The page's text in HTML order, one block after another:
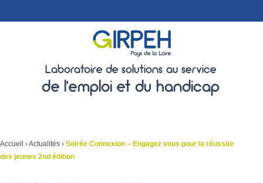
Laboratoire de solutions au service
de l'emploi et du handicap
Accueil ›Actualités › Soirée Connexion – Engagez vous pour la réussite
des jeunes 2nd édition